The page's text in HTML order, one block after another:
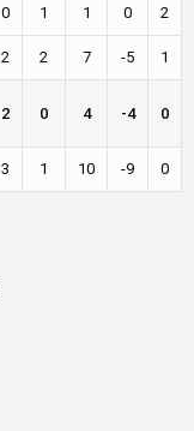
0 1 1 0 2
2 2 7 -5 1
2 0 4 -4 0
3 1 10 -9 0